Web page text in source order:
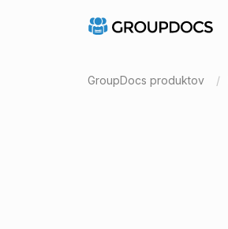
GroupDocs produktov